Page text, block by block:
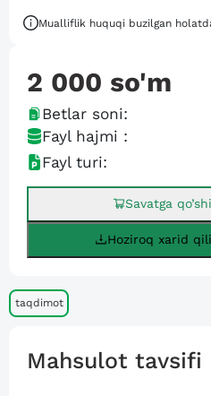
Mualliflik huquqi buzilgan
2 000 so'm
Betlar soni:
Fayl hajmi :
Fayl turi:
Savatga
Hoziroq xarid
taqdimot
Mahsulot tavsifi